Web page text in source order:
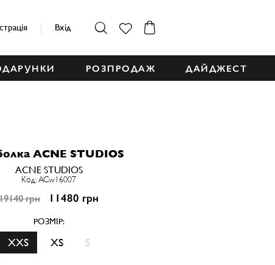
Вхід
РОЗПРОДАЖ ДАЙДЖЕСТ
ACNE STUDIOS
ACNE STUDIOS
Код: ACw16007
грн 11480 грн
РОЗМІР:
XXS XS S